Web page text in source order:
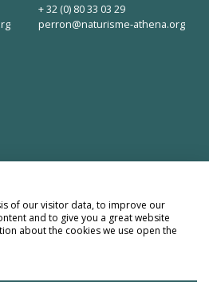
+ 32 (0) 80 33 03 29
perron@naturisme-athena.org
of our visitor data, to improve our
and to give you a great website
about the cookies we use open the